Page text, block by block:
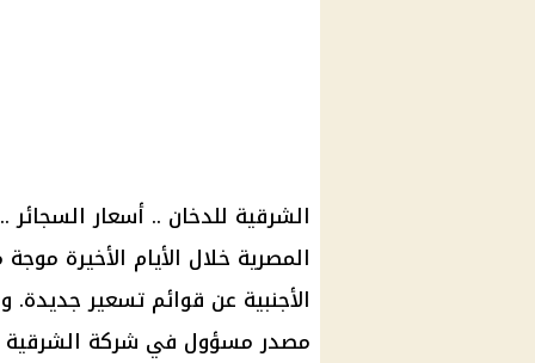
الشرقية للدخان .. أسعار السجائر
المصرية خلال الأيام الأخيرة
الأجنبية عن قوائم تسعير
مصدر مسؤول في شركة الشرقية